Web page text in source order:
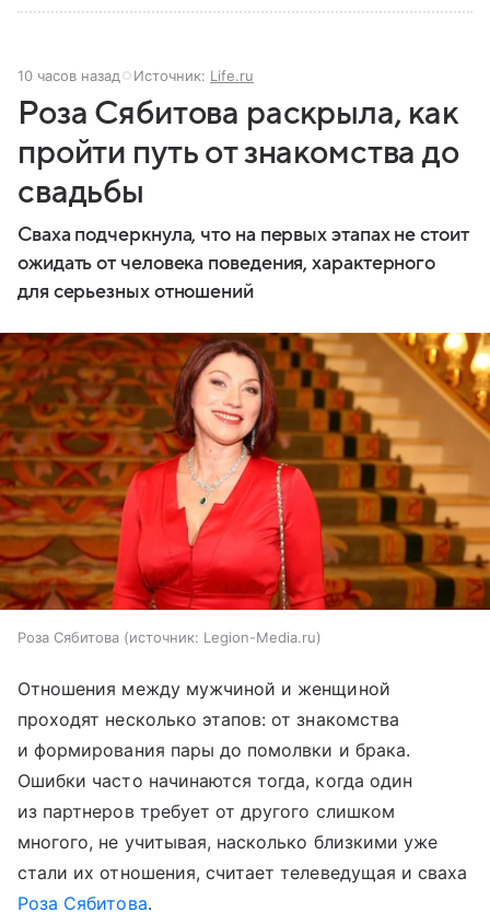
10 часов назад Источник: Life.ru
Роза Сябитова раскрыла, как
пройти путь от знакомства до
свадьбы
Сваха подчеркнула, что на первых этапах не стоит
ожидать от человека поведения, характерного
для серьезных отношений
Роза Сябитова источник: Legion-Media.ru
Отношения между мужчиной и женщиной
проходят несколько этапов: от знакомства
и формирования пары до помолвки и брака.
Ошибки часто начинаются тогда, когда один
из партнеров требует от другого слишком
многого, не учитывая, насколько близкими уже
стали их отношения, считает телеведущая и сваха
Роза Сябитова.